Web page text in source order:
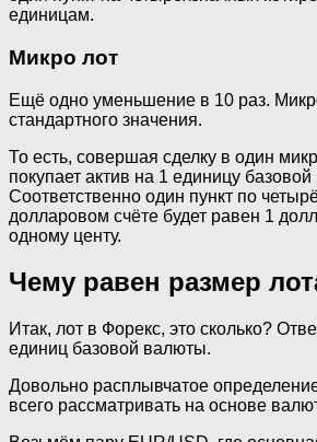
единицам.
Микро лот
Ещё одно уменьшение в 10 раз.
стандартного значения.
То есть, совершая сделку в один
покупает актив на 1 единицу
Соответственно один пункт по
долларовом счёте будет равен 1
одному центу.
Чему равен размер
Итак, лот в Форекс, это сколько?
единиц базовой валюты.
Довольно расплывчатое
всего рассматривать на основе